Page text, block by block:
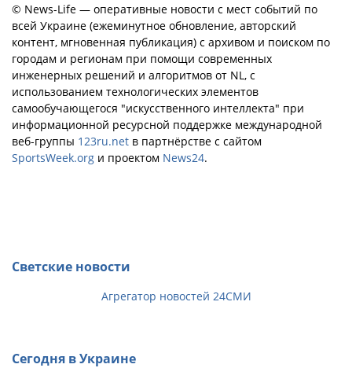
© News-Life — оперативные новости с мест событий по
всей Украине (ежеминутное обновление, авторский
контент, мгновенная публикация) с архивом и поиском по
городам и регионам при помощи современных
инженерных решений и алгоритмов от NL, с
использованием технологических элементов
самообучающегося "искусственного интеллекта" при
информационной ресурсной поддержке международной
веб-группы 123ru.net в партнёрстве с сайтом
SportsWeek.org и проектом News24.
Светские новости
Агрегатор новостей 24СМИ
Сегодня в Украине